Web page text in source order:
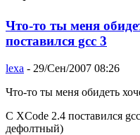
Что-то ты меня
поставился gcc 3
lexa - 29/Сен/2007 08:26
Что-то ты меня обидеть
С XCode 2.4 поставился
дефолтный)